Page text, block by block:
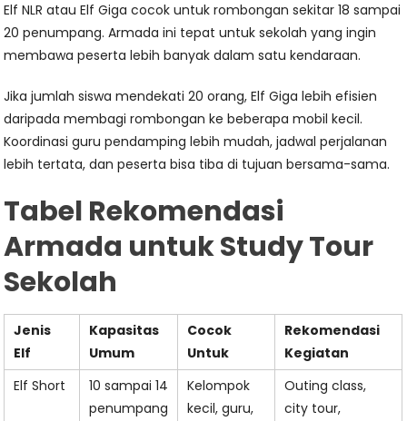
Elf NLR atau Elf Giga cocok untuk rombongan sekitar 18 sampai
20 penumpang. Armada ini tepat untuk sekolah yang ingin
membawa peserta lebih banyak dalam satu kendaraan.
Jika jumlah siswa mendekati 20 orang, Elf Giga lebih efisien
daripada membagi rombongan ke beberapa mobil kecil.
Koordinasi guru pendamping lebih mudah, jadwal perjalanan
lebih tertata, dan peserta bisa tiba di tujuan bersama-sama.
Tabel Rekomendasi
Armada untuk Study Tour
Sekolah
Jenis
Elf
Kapasitas
Umum
Cocok
Untuk
Rekomendasi
Kegiatan
Elf Short
10 sampai 14
penumpang
Kelompok
kecil, guru,
Outing class,
city tour,